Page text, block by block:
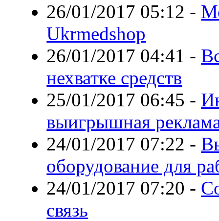
26/01/2017 05:12 -
Ukrmedshop
26/01/2017 04:41 -
нехватке средств
25/01/2017 06:45 -
выигрышная
24/01/2017 07:22 -
оборудование для
24/01/2017 07:20 -
связь